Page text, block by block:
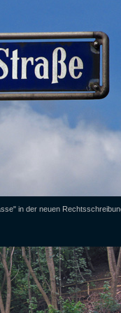
in der neuen